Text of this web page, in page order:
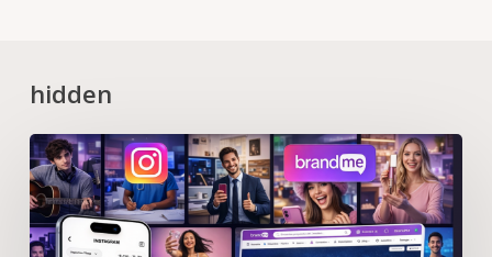
hidden